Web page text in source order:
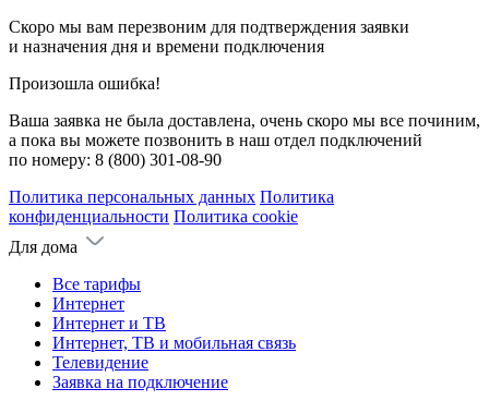
Скоро мы вам перезвоним для подтверждения заявки
и назначения дня и времени подключения
Произошла ошибка!
Ваша заявка не была доставлена, очень скоро мы все починим,
а пока вы можете позвонить в наш отдел подключений
по номеру: 8 (800) 301-08-90
Политика персональных данных Политика
конфиденциальности Политика cookie
Для дома
Все тарифы
Интернет
Интернет и ТВ
Интернет, ТВ и мобильная связь
Телевидение
Заявка на подключение